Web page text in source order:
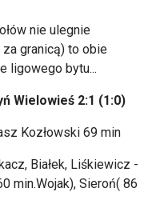
nie ulegnie
granicą) to obie
ligowego bytu...
Wielowieś 2:1 (1:0)
Kozłowski 69 min
Białek, Liśkiewicz -
min.Wojak), Sieroń( 86